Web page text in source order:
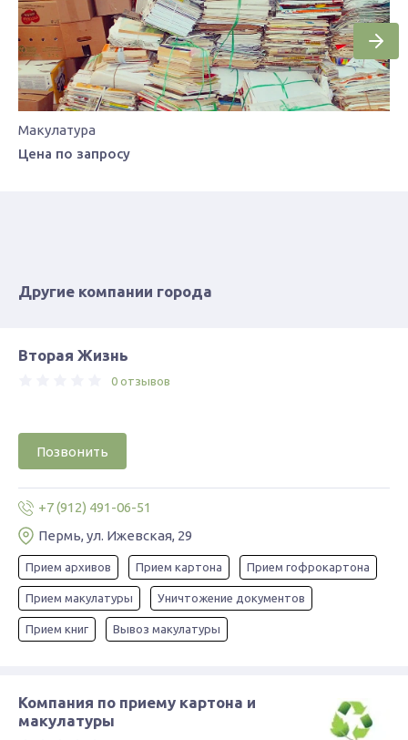
Макулатура
Цена по запросу
Другие компании города
Вторая Жизнь
0 отзывов
Позвонить
+7 (912) 491-06-51
Пермь, ул. Ижевская, 29
Прием архивов Прием картона Прием гофрокартона
Прием макулатуры Уничтожение документов
Прием книг Вывоз макулатуры
Компания по приему картона и
макулатуры